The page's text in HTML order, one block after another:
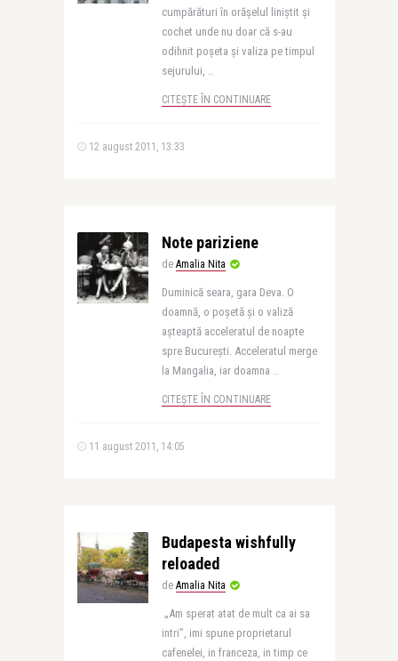
cumpărături în orăşelul liniştit şi
cochet unde nu doar că s-au
odihnit poşeta şi valiza pe timpul
sejurului, ..
CITEȘTE ÎN CONTINUARE
12 august 2011, 13:33
Note pariziene
de Amalia Nita
Duminică seara, gara Deva. O
doamnă, o poşetă şi o valiză
aşteaptă acceleratul de noapte
spre Bucureşti. Acceleratul merge
la Mangalia, iar doamna ..
CITEȘTE ÎN CONTINUARE
11 august 2011, 14:05
Budapesta wishfully
reloaded
de Amalia Nita
„Am sperat atat de mult ca ai sa
intri”, imi spune proprietarul
cafenelei, in franceza, in timp ce